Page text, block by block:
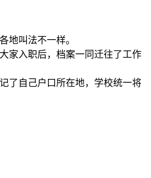
地叫法不一样。
家入职后，档案一同迁往了工作
了自己户口所在地，学校统一将